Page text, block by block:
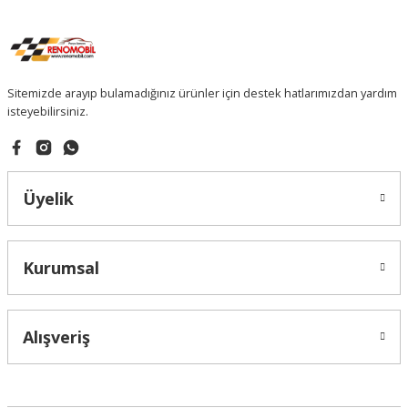
Sitemizde arayıp bulamadığınız ürünler için destek hatlarımızdan yardım
isteyebilirsiniz.
Üyelik
Kurumsal
Alışveriş